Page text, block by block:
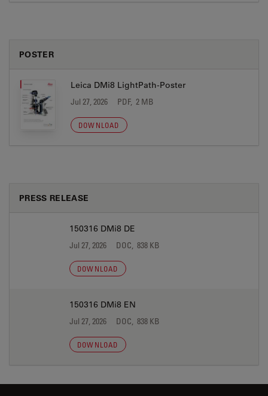
POSTER
Leica DMi8 LightPath-Poster
Jul 27, 2026 PDF, 2 MB
DOWNLOAD
PRESS RELEASE
150316 DMi8 DE
Jul 27, 2026 DOC, 838 KB
DOWNLOAD
150316 DMi8 EN
Jul 27, 2026 DOC, 838 KB
DOWNLOAD